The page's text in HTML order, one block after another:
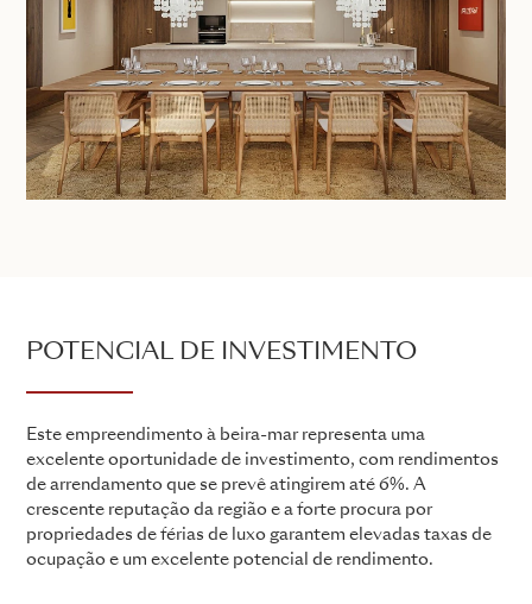
POTENCIAL DE INVESTIMENTO
Este empreendimento à beira-mar representa uma
excelente oportunidade de investimento, com rendimentos
de arrendamento que se prevê atingirem até 6%. A
crescente reputação da região e a forte procura por
propriedades de férias de luxo garantem elevadas taxas de
ocupação e um excelente potencial de rendimento.